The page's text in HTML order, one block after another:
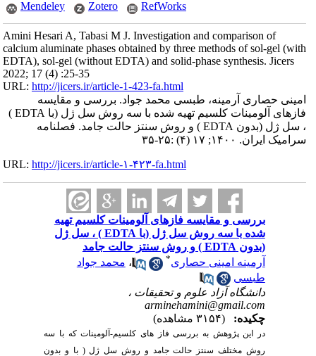
Mendeley
Zotero RefWorks
Amini Hesari A, Tabasi M J. Investigation and comparison of
calcium aluminate phases obtained by three methods of sol-gel (with
EDTA), sol-gel (without EDTA) and solid-phase synthesis. Jicers
2022; 17 (4) :25-35
URL:http://jicers.ir/article-1-423-fa.html
امینی حصاری آرمینه، طبسی محمد جواد. بررسی و مقایسه
فازهای آلومینات کلسیم تهیه شده با سه روش سل ژل (با EDTA )
، سل ژل (بدون EDTA ) و روش سنتز حالت جامد. فصلنامه
سرامیک ایران. ۱۴۰۰; ۱۷ (۴) :۲۵-۳۵
URL:http://jicers.ir/article-۱-۴۲۳-fa.html
بررسی و مقایسه فازهای آلومینات کلسیم تهیه
شده با سه روش سل ژل (با EDTA ) ، سل ژل
(بدون EDTA ) و روش سنتز حالت جامد
آرمینه امینی حصاری* ،محمد جواد
طبسی
دانشگاه آزاد علوم و تحقیقات ،
arminehamini@gmail.com
چکیده:
در این پژوهش به بررسی فاز هایکلسیم-آلومیناتکهبا سه
روش مختلف سنتز حالت جامد و روش سل ژل ( با و بدون